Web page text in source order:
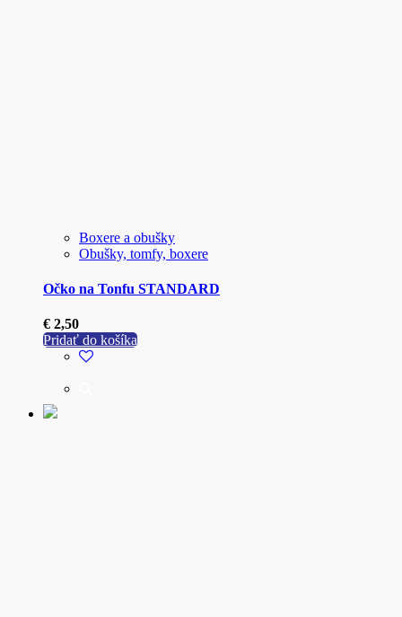
Boxere a obušky
Obušky, tomfy, boxere
Očko na Tonfu STANDARD
€ 2,50
Pridať do košíka